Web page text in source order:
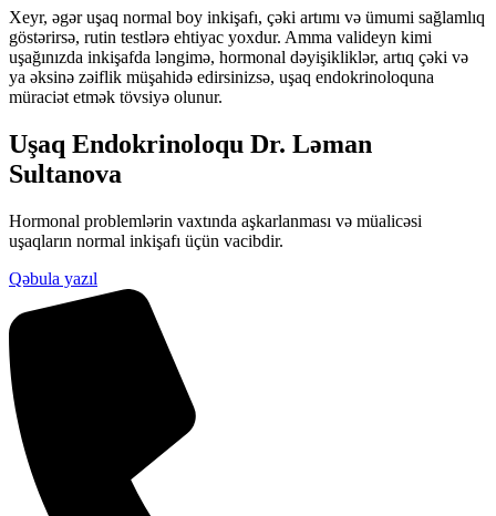
Xeyr, əgər uşaq normal boy inkişafı, çəki artımı və ümumi sağlamlıq
göstərirsə, rutin testlərə ehtiyac yoxdur. Amma valideyn kimi
uşağınızda inkişafda ləngimə, hormonal dəyişikliklər, artıq çəki və
ya əksinə zəiflik müşahidə edirsinizsə, uşaq endokrinoloquna
müraciət etmək tövsiyə olunur.
Uşaq Endokrinoloqu Dr. Ləman
Sultanova
Hormonal problemlərin vaxtında aşkarlanması və müalicəsi
uşaqların normal inkişafı üçün vacibdir.
Qəbula yazıl